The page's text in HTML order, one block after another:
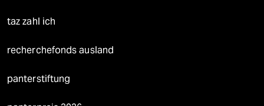
taz zahl ich
recherchefonds ausland
panterstiftung